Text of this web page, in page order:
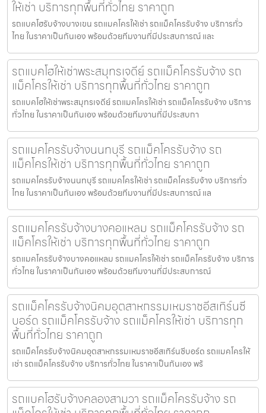
ให้เช่า บริการทุกพื้นที่ทั่วไทย ราคาถูก
รถแบคโฮรับจ้างบางเขน รถแมคโครให้เช่า รถแม็คโครรับจ้าง บริการทั่ว
ไทย ในราคาเป็นกันเอง พร้อมด้วยทีมงานที่มีประสบการณ์ และ
รถแบคโฮให้เช่าพระสมุทรเจดีย์ รถแม็คโครรับจ้าง รถ
แม็คโครให้เช่า บริการทุกพื้นที่ทั่วไทย ราคาถูก
รถแบคโฮให้เช่าพระสมุทรเจดีย์ รถแมคโครให้เช่า รถแม็คโครรับจ้าง บริการ
ทั่วไทย ในราคาเป็นกันเอง พร้อมด้วยทีมงานที่มีประสบกา
รถแมคโครรับจ้างนนทบุรี รถแม็คโครรับจ้าง รถ
แม็คโครให้เช่า บริการทุกพื้นที่ทั่วไทย ราคาถูก
รถแมคโครรับจ้างนนทบุรี รถแมคโครให้เช่า รถแม็คโครรับจ้าง บริการทั่ว
ไทย ในราคาเป็นกันเอง พร้อมด้วยทีมงานที่มีประสบการณ์ แล
รถแมคโครรับจ้างบางคอแหลม รถแม็คโครรับจ้าง รถ
แม็คโครให้เช่า บริการทุกพื้นที่ทั่วไทย ราคาถูก
รถแมคโครรับจ้างบางคอแหลม รถแมคโครให้เช่า รถแม็คโครรับจ้าง บริการ
ทั่วไทย ในราคาเป็นกันเอง พร้อมด้วยทีมงานที่มีประสบการณ์
รถแม็คโครรับจ้างนิคมอุตสาหกรรมเหมราชอีสเทิร์นซี
บอร์ด รถแม็คโครรับจ้าง รถแม็คโครให้เช่า บริการทุก
พื้นที่ทั่วไทย ราคาถูก
รถแม็คโครรับจ้างนิคมอุตสาหกรรมเหมราชอีสเทิร์นซีบอร์ด รถแมคโครให้
เช่า รถแม็คโครรับจ้าง บริการทั่วไทย ในราคาเป็นกันเอง พร้
รถแบคโฮรับจ้างคลองสามวา รถแม็คโครรับจ้าง รถ